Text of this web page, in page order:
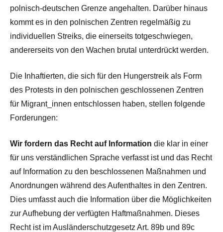
polnisch-deutschen Grenze angehalten. Darüber hinaus
kommt es in den polnischen Zentren regelmäßig zu
individuellen Streiks, die einerseits totgeschwiegen,
andererseits von den Wachen brutal unterdrückt werden.
Die Inhaftierten, die sich für den Hungerstreik als Form
des Protests in den polnischen geschlossenen Zentren
für Migrant_innen entschlossen haben, stellen folgende
Forderungen:
Wir fordern das Recht auf Information die klar in einer
für uns verständlichen Sprache verfasst ist und das Recht
auf Information zu den beschlossenen Maßnahmen und
Anordnungen während des Aufenthaltes in den Zentren.
Dies umfasst auch die Information über die Möglichkeiten
zur Aufhebung der verfügten Haftmaßnahmen. Dieses
Recht ist im Ausländerschutzgesetz Art. 89b und 89c